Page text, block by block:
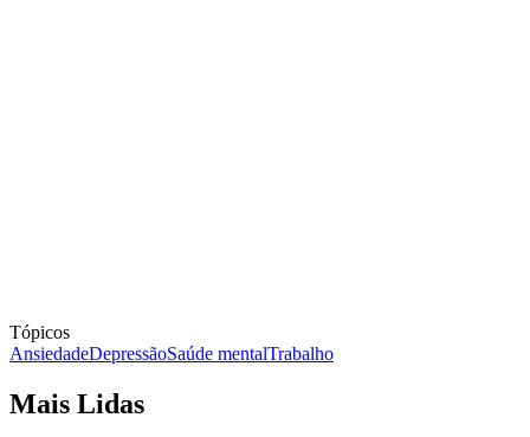
Tópicos
AnsiedadeDepressãoSaúde mentalTrabalho
Mais Lidas